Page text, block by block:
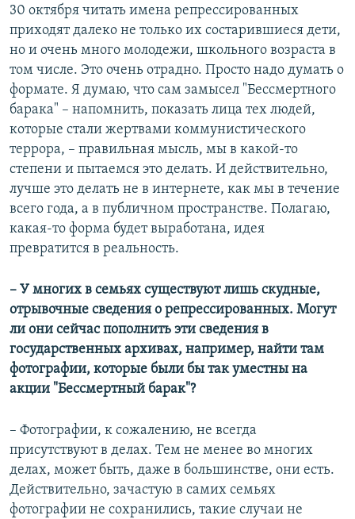
30 октября читать имена репрессированных
приходят далеко не только их состарившиеся дети,
но и очень много молодежи, школьного возраста в
том числе. Это очень отрадно. Просто надо думать о
формате. Я думаю, что сам замысел "Бессмертного
барака" – напомнить, показать лица тех людей,
которые стали жертвами коммунистического
террора, – правильная мысль, мы в какой-то
степени и пытаемся это делать. И действительно,
лучше это делать не в интернете, как мы в течение
всего года, а в публичном пространстве. Полагаю,
какая-то форма будет выработана, идея
превратится в реальность.
– У многих в семьях существуют лишь скудные,
отрывочные сведения о репрессированных. Могут
ли они сейчас пополнить эти сведения в
государственных архивах, например, найти там
фотографии, которые были бы так уместны на
акции "Бессмертный барак"?
– Фотографии, к сожалению, не всегда
присутствуют в делах. Тем не менее во многих
делах, может быть, даже в большинстве, они есть.
Действительно, зачастую в самих семьях
фотографии не сохранились, такие случаи не